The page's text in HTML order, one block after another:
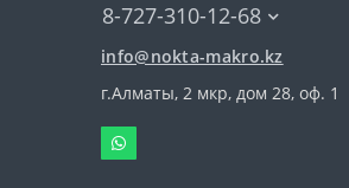
8-727-310-12-68
info@nokta-makro.kz
г.Алматы, 2 мкр, дом 28, оф. 1